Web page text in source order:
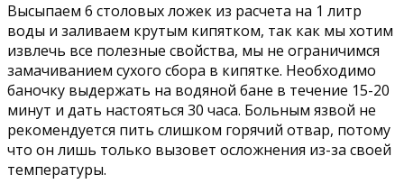
Высыпаем 6 столовых ложек из расчета на 1 литр
воды и заливаем крутым кипятком, так как мы хотим
извлечь все полезные свойства, мы не ограничимся
замачиванием сухого сбора в кипятке. Необходимо
баночку выдержать на водяной бане в течение 15-20
минут и дать настояться 30 часа. Больным язвой не
рекомендуется пить слишком горячий отвар, потому
что он лишь только вызовет осложнения из-за своей
температуры.